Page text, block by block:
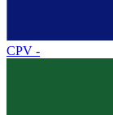
CPV -